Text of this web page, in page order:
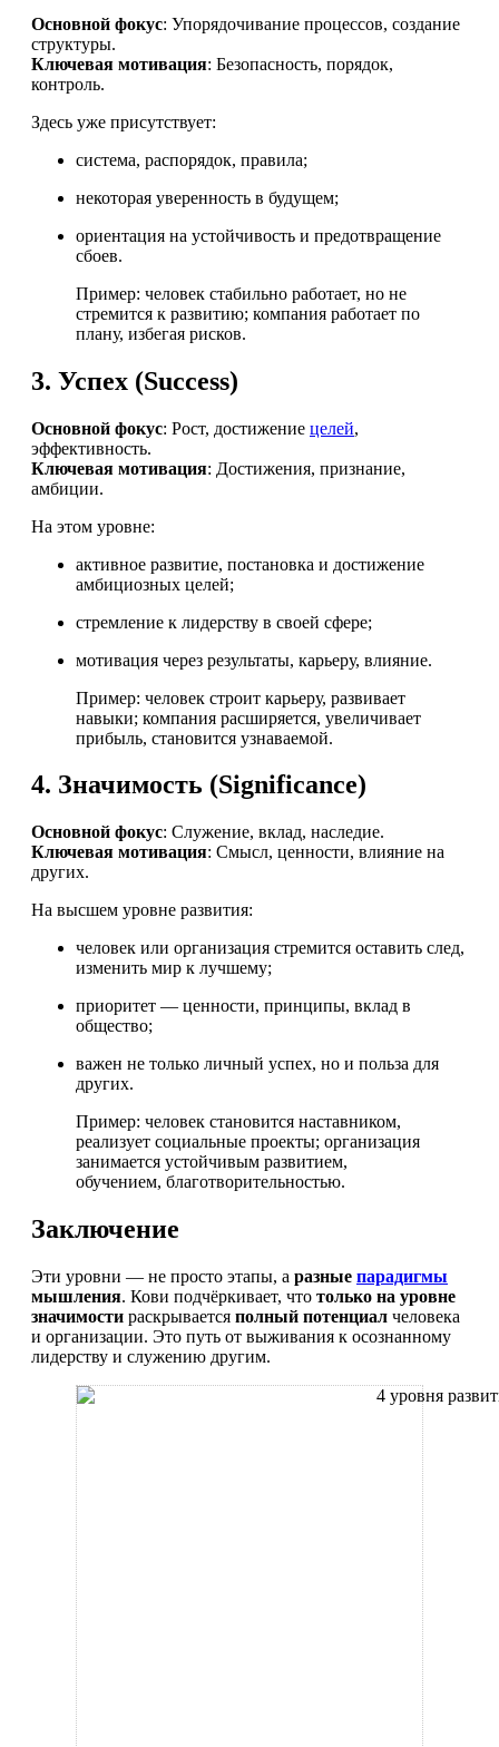
Основной фокус: Упорядочивание процессов, создание
структуры.
Ключевая мотивация: Безопасность, порядок,
контроль.
Здесь уже присутствует:
система, распорядок, правила;
некоторая уверенность в будущем;
ориентация на устойчивость и предотвращение
сбоев.
Пример: человек стабильно работает, но не
стремится к развитию; компания работает по
плану, избегая рисков.
3. Успех (Success)
Основной фокус: Рост, достижение целей,
эффективность.
Ключевая мотивация: Достижения, признание,
амбиции.
На этом уровне:
активное развитие, постановка и достижение
амбициозных целей;
стремление к лидерству в своей сфере;
мотивация через результаты, карьеру, влияние.
Пример: человек строит карьеру, развивает
навыки; компания расширяется, увеличивает
прибыль, становится узнаваемой.
4. Значимость (Significance)
Основной фокус: Служение, вклад, наследие.
Ключевая мотивация: Смысл, ценности, влияние на
других.
На высшем уровне развития:
человек или организация стремится оставить след,
изменить мир к лучшему;
приоритет — ценности, принципы, вклад в
общество;
важен не только личный успех, но и польза для
других.
Пример: человек становится наставником,
реализует социальные проекты; организация
занимается устойчивым развитием,
обучением, благотворительностью.
Заключение
Эти уровни — не просто этапы, а разные парадигмы
мышления. Кови подчёркивает, что только на уровне
значимости раскрывается полный потенциал человека
и организации. Это путь от выживания к осознанному
лидерству и служению другим.